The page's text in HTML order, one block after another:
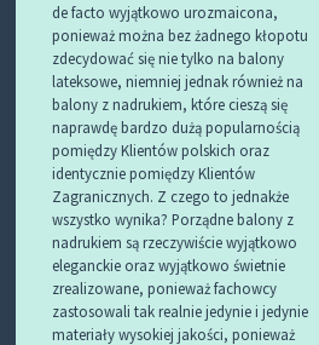
de facto wyjątkowo urozmaicona,
ponieważ można bez żadnego kłopotu
zdecydować się nie tylko na balony
lateksowe, niemniej jednak również na
balony z nadrukiem, które cieszą się
naprawdę bardzo dużą popularnością
pomiędzy Klientów polskich oraz
identycznie pomiędzy Klientów
Zagranicznych. Z czego to jednakże
wszystko wynika? Porządne balony z
nadrukiem są rzeczywiście wyjątkowo
eleganckie oraz wyjątkowo świetnie
zrealizowane, ponieważ fachowcy
zastosowali tak realnie jedynie i jedynie
materiały wysokiej jakości, ponieważ